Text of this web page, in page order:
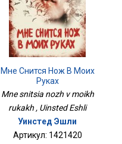
Мне Снится Нож В Моих
Руках
Mne snitsia nozh v moikh
rukakh , Uinsted Eshli
Уинстед Эшли
Артикул: 1421420